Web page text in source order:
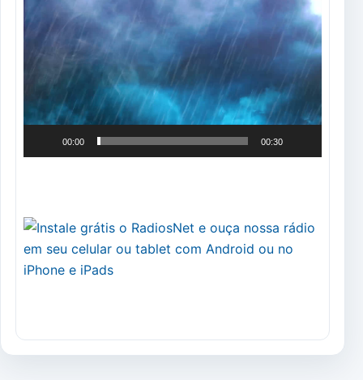
de
vídeo
00:00 00:30